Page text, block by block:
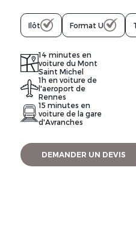
Ilôt Format U
14 minutes en
voiture du Mont
Saint Michel
1h en voiture de
l'aeroport de
Rennes
15 minutes en
voiture de la gare
d'Avranches
DEMANDER UN DEVIS